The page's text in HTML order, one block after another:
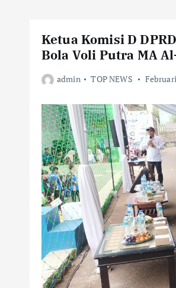
Ketua Komisi D
Bola Voli Putra MA
admin TOP NEWS